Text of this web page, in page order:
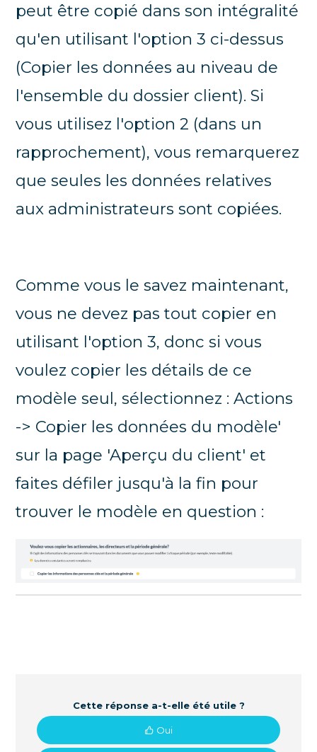
peut être copié dans son intégralité
qu'en utilisant l'option 3 ci-dessus
(Copier les données au niveau de
l'ensemble du dossier client). Si
vous utilisez l'option 2 (dans un
rapprochement), vous remarquerez
que seules les données relatives
aux administrateurs sont copiées.
Comme vous le savez maintenant,
vous ne devez pas tout copier en
utilisant l'option 3, donc si vous
voulez copier les détails de ce
modèle seul, sélectionnez : Actions
-> Copier les données du modèle'
sur la page 'Aperçu du client' et
faites défiler jusqu'à la fin pour
trouver le modèle en question :
Cette réponse a-t-elle été utile ?
Oui